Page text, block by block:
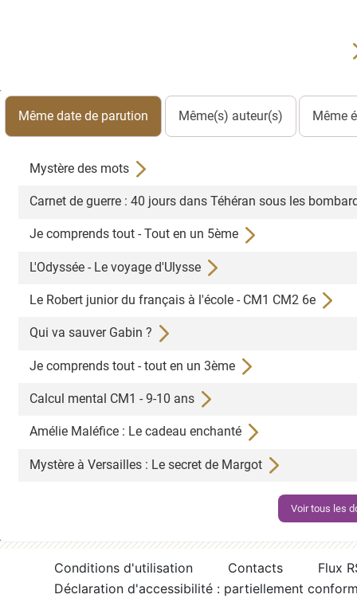
Même date de parution Même(s) auteur(s) Même
Mystère des mots
Carnet de guerre : 40 jours dans Téhéran sous les
Je comprends tout - Tout en un 5ème
L'Odyssée - Le voyage d'Ulysse
Le Robert junior du français à l'école - CM1 CM2 6e
Qui va sauver Gabin ?
Je comprends tout - tout en un 3ème
Calcul mental CM1 - 9-10 ans
Amélie Maléfice : Le cadeau enchanté
Mystère à Versailles : Le secret de Margot
Voir tous les
Conditions d'utilisation Contacts
Flux
Déclaration d'accessibilité : partiellement